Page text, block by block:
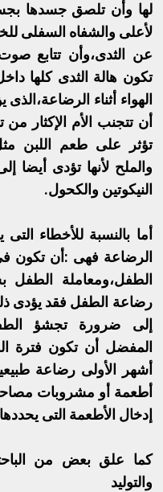
لها وأن تلصق جسدها
لأعلى والشفاه السفلى
عن الثدى،وأن تتابع
تكون هالة الثدى كلها
الهواء أثناء
أن تتجنب الأم الإكثار
تؤثر على طعم اللبن
والملح لأنها تؤدى
النيكوتين والكحول.
أما بالنسبة للأخطاء
الرضاعة فهى :أن تكون
الطفل،ومعاملة الطفل
رضاعة الطفل فقد يؤدى ذلك
إلى ضرورة تجشؤ
المفضل أن تكون فترة
أشهر الأولى رضاعة
أطعمة أو مشروبات
إدخال الأطعمة التى
كما علق بعض من
والتوليد